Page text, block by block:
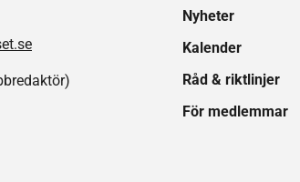
Nyheter
Kalender
Råd & riktlinjer
För medlemmar